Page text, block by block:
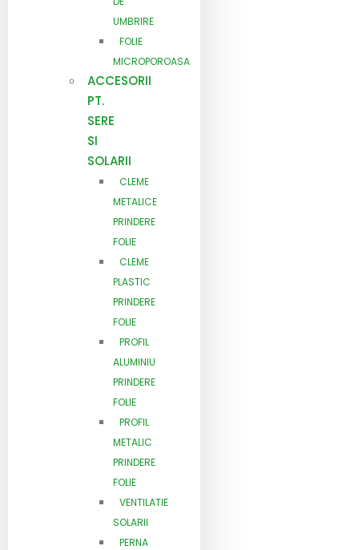
UMBRIRE
FOLIE
MICROPOROASA
ACCESORII
PT.
SERE
SI
SOLARII
CLEME
METALICE
PRINDERE
FOLIE
CLEME
PLASTIC
PRINDERE
FOLIE
PROFIL
ALUMINIU
PRINDERE
FOLIE
PROFIL
METALIC
PRINDERE
FOLIE
VENTILATIE
SOLARII
PERNA